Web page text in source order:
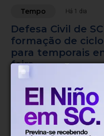
Tempo Há 1 dia
Defesa Civil de
formação de
para temporais
feira
Sistema deve avançar
de chuva intensa, rajadas
regiões do estado.
Blumenau, SC